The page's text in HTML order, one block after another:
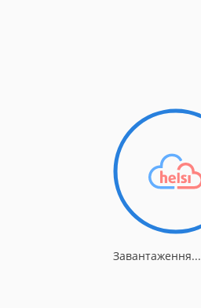
Завантаження...